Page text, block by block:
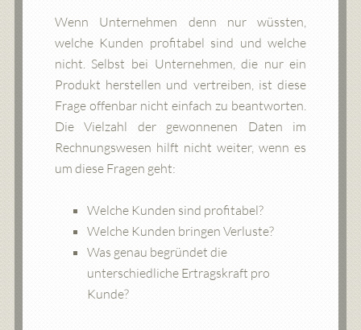
Wenn Unternehmen denn nur wüssten,
welche Kunden profitabel sind und welche
nicht. Selbst bei Unternehmen, die nur ein
Produkt herstellen und vertreiben, ist diese
Frage offenbar nicht einfach zu beantworten.
Die Vielzahl der gewonnenen Daten im
Rechnungswesen hilft nicht weiter, wenn es
um diese Fragen geht:
Welche Kunden sind profitabel?
Welche Kunden bringen Verluste?
Was genau begründet die
unterschiedliche Ertragskraft pro
Kunde?